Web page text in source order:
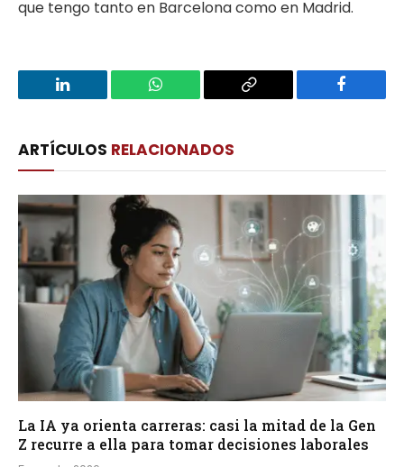
que tengo tanto en Barcelona como en Madrid.
LinkedIn WhatsApp
Copy
Facebook
ARTÍCULOS RELACIONADOS
La IA ya orienta carreras: casi la mitad de la Gen
Z recurre a ella para tomar decisiones laborales